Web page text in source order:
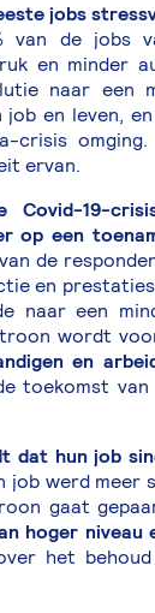
jobs
van de jobs
en minder
naar een
en leven,
crisis
ervan.
Covid-19-
op een
de
en
naar een
wordt
en
toekomst
dat hun job
job werd meer
gaat
hoger niveau
het